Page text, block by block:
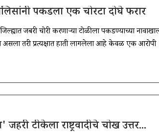
पकडला एक चोरटा दोघे फरार
जबरी चोरी करणाऱ्या टोळीला पकडण्याच्या
असला तरी प्रत्यक्षात हाती लागलेला आहे केवळ एक आरोपी
टीकेला राष्ट्रवादीचे चोख उत्तर...